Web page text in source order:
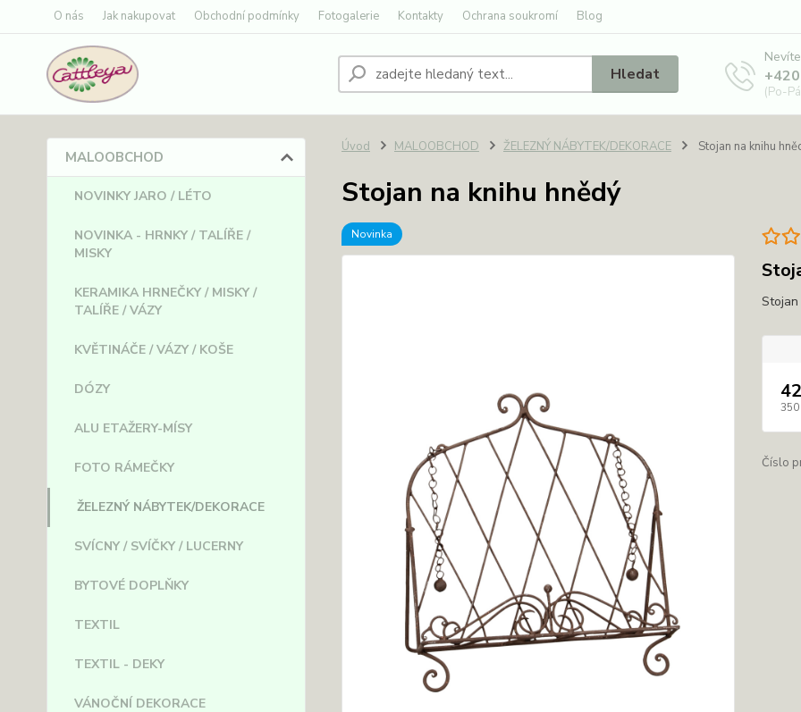
O nás Jak nakupovat Obchodní podmínky Fotogalerie Kontakty Ochrana soukromí Blog
Hledat
(Po-
MALOOBCHOD
NOVINKY JARO / LÉTO
NOVINKA - HRNKY / TALÍŘE /
MISKY
KERAMIKA HRNEČKY / MISKY /
TALÍŘE / VÁZY
KVĚTINÁČE / VÁZY / KOŠE
DÓZY
ALU ETAŽERY-MÍSY
FOTO RÁMEČKY
ŽELEZNÝ NÁBYTEK/DEKORACE
SVÍCNY / SVÍČKY / LUCERNY
BYTOVÉ DOPLŇKY
TEXTIL
TEXTIL - DEKY
VÁNOČNÍ DEKORACE
Úvod MALOOBCHOD ŽELEZNÝ NÁBYTEK/DEKORACE Stojan na knihu
Stojan na knihu hnědý
Novinka
350
Číslo